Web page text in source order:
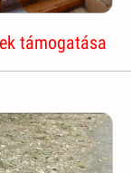
támogatása